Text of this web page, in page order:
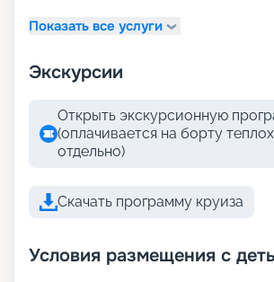
Показать все услуги
Экскурсии
Открыть экскурсионную
(оплачивается на борту
отдельно)
Скачать программу круиза
Условия размещения с